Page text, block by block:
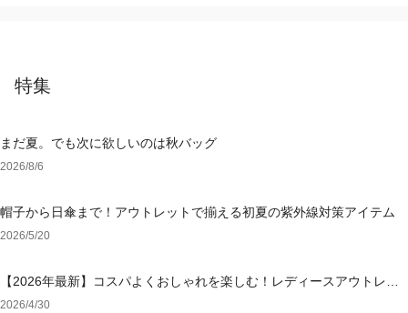
特集
まだ夏。でも次に欲しいのは秋バッグ
2026/8/6
帽子から日傘まで！アウトレットで揃える初夏の紫外線対策アイテム
2026/5/20
【2026年最新】コスパよくおしゃれを楽しむ！レディースアウトレッ
トおすすめブランド特集
2026/4/30